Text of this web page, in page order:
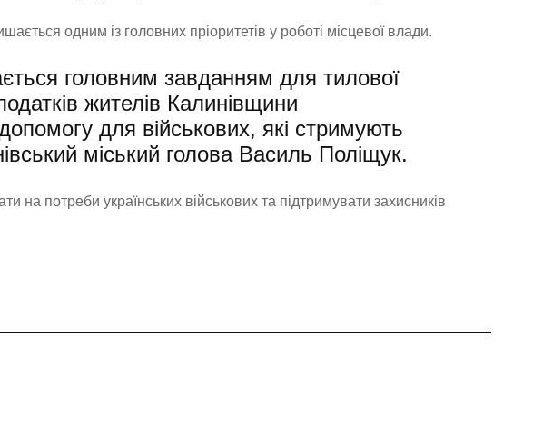
одним із головних пріоритетів у роботі місцевої влади.
головним завданням для тилової
жителів Калинівщини
для військових, які стримують
міський голова Василь Поліщук.
на потреби українських військових та підтримувати захисників